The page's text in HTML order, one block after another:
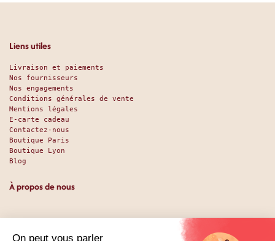
Liens utiles
Livraison et paiements
Nos fournisseurs
Nos engagements
Conditions générales de vente
Mentions légales
E-carte cadeau
Contactez-nous
Boutique Paris
Boutique Lyon
Blog
À propos de nous
Depuis 1951, nous accueillons les gourmands et les gourmets
en leur promettant des produits de qualité au meilleur